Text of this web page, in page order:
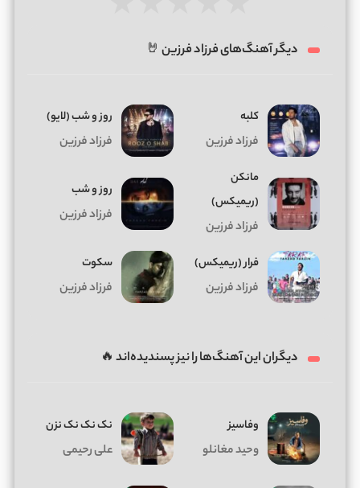
دیگر آهنگ‌های فرزاد فرزین 🤘
کلبه
فرزاد فرزین
روز و شب (لایو)
فرزاد فرزین
مانکن
(ریمیکس)
فرزاد فرزین
روز و شب
فرزاد فرزین
فرار (ریمیکس)
فرزاد فرزین
سکوت
فرزاد فرزین
دیگران این آهنگ‌ها را نیز پسندیده‌اند 🔥
وفاسیز
وحید مغانلو
نک نک نک نزن
علی رحیمی